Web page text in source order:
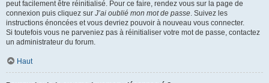
peut facilement être réinitialisé. Pour ce faire, rendez vous sur la page de
connexion puis cliquez sur J’ai oublié mon mot de passe. Suivez les
instructions énoncées et vous devriez pouvoir à nouveau vous connecter.
Si toutefois vous ne parveniez pas à réinitialiser votre mot de passe, contactez
un administrateur du forum.
Haut